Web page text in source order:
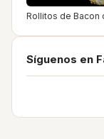
Rollitos de Bacon
Síguenos en